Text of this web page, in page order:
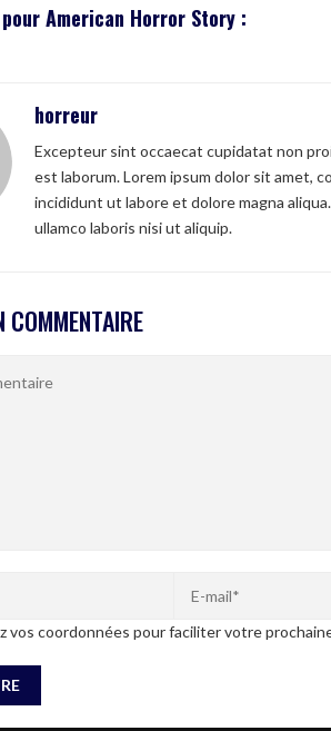
pour American Horror Story :
horreur
Excepteur sint occaecat cupidatat non
est laborum. Lorem ipsum dolor sit amet,
incididunt ut labore et dolore magna
ullamco laboris nisi ut aliquip.
COMMENTAIRE
vos coordonnées pour faciliter votre